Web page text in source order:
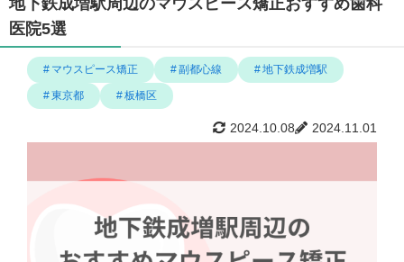
地下鉄成増駅周辺のマウスピース矯正おすすめ歯科
医院5選
マウスピース矯正 副都心線 地下鉄成増駅
東京都 板橋区
2024.11.01
2024.10.08